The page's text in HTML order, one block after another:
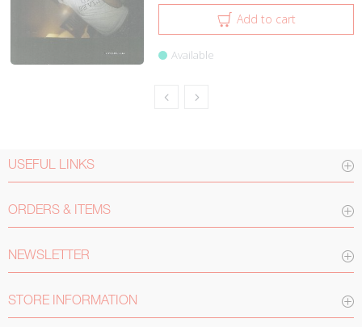
Add to cart
Available
USEFUL LINKS
ORDERS & ITEMS
NEWSLETTER
STORE INFORMATION